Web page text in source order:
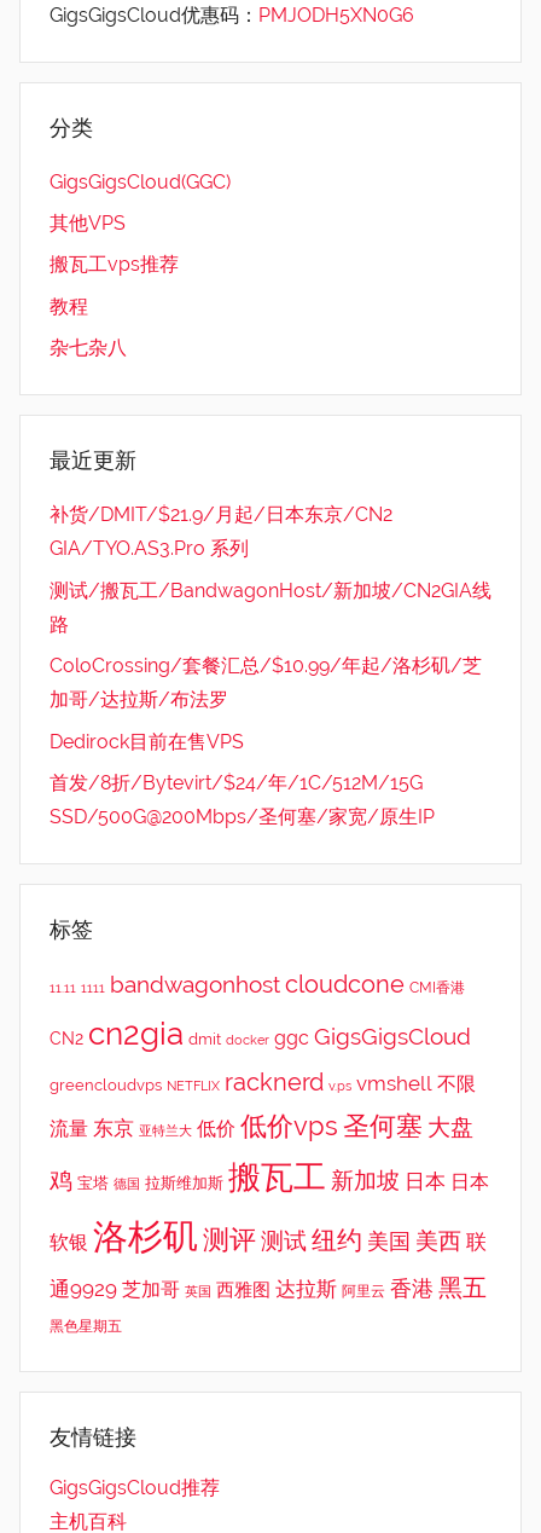
GigsGigsCloud优惠码： PMJODH5XN0G6
分类
GigsGigsCloud(GGC)
其他VPS
搬瓦工vps推荐
教程
杂七杂八
最近更新
补货/DMIT/$21.9/月起/日本东京/CN2
GIA/TYO.AS3.Pro 系列
测试/搬瓦工/BandwagonHost/新加坡/CN2GIA线
路
ColoCrossing/套餐汇总/$10.99/年起/洛杉矶/芝
加哥/达拉斯/布法罗
Dedirock目前在售VPS
首发/8折/Bytevirt/$24/年/1C/512M/15G
SSD/500G@200Mbps/圣何塞/家宽/原生IP
标签
11.11 1111 bandwagonhostcloudcone CMI香港
CN2 cn2gia dmit docker ggc GigsGigsCloud
greencloudvps NETFLIX racknerd v.ps vmshell 不限
流量 东京 亚特兰大 低价 低价vps 圣何塞 大盘
鸡 宝塔 德国 拉斯维加斯 搬瓦工 新加坡 日本 日本
软银 洛杉矶 测评测试纽约 美国 美西 联
通9929 芝加哥 英国 西雅图 达拉斯 阿里云 香港 黑五
黑色星期五
友情链接
GigsGigsCloud推荐
主机百科